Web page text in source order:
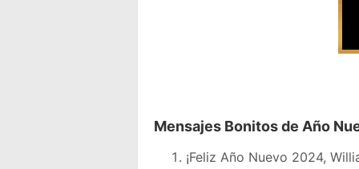
Mensajes Bonitos de Año
¡Feliz Año Nuevo 2024,